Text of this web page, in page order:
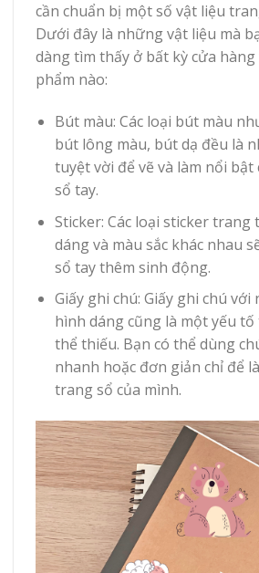
cần chuẩn bị một số vật liệu
Dưới đây là những vật liệu mà
dàng tìm thấy ở bất kỳ cửa
phẩm nào:
Bút màu: Các loại bút màu
bút lông màu, bút dạ đều là
tuyệt vời để vẽ và làm nổi
sổ tay.
Sticker: Các loại sticker
dáng và màu sắc khác nhau
sổ tay thêm sinh động.
Giấy ghi chú: Giấy ghi chú với
hình dáng cũng là một yếu
thể thiếu. Bạn có thể dùng
nhanh hoặc đơn giản chỉ để
trang sổ của mình.